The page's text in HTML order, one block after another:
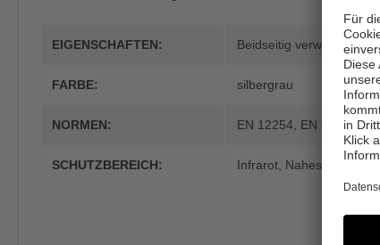
EIGENSCHAFTEN: Beidseitig verwendbar
FARBE: silbergrau
NORMEN: EN 12254 , EN 60825
SCHUTZBEREICH: Infrarot , Nahes Infrarot